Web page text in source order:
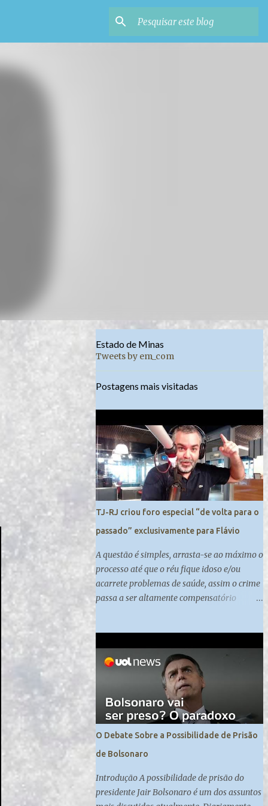
Estado de Minas
Tweets by em_com
Postagens mais visitadas
TJ-RJ criou foro especial “de volta para o
passado” exclusivamente para Flávio
A questão é simples, arrasta-se ao máximo o
processo até que o réu fique idoso e/ou
acarrete problemas de saúde, assim o crime
passa a ser altamente compensatório
O Debate Sobre a Possibilidade de Prisão
de Bolsonaro
Introdução A possibilidade de prisão do
presidente Jair Bolsonaro é um dos assuntos